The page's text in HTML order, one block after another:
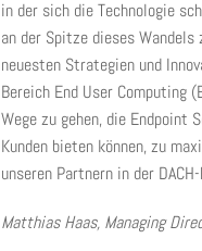
in der sich die Technologie
an der Spitze dieses
neuesten Strategien und
Bereich End User Computing
Wege zu gehen, die Endpoint
Kunden bieten können, zu
unseren Partnern in der DACH-
Matthias Haas, Managing